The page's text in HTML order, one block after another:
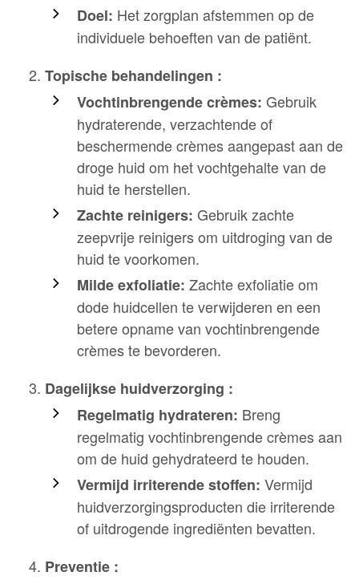
Doel: Het zorgplan afstemmen op de
individuele behoeften van de patiënt.
Topische behandelingen :
Vochtinbrengende crèmes: Gebruik
hydraterende, verzachtende of
beschermende crèmes aangepast aan de
droge huid om het vochtgehalte van de
huid te herstellen.
Zachte reinigers: Gebruik zachte
zeepvrije reinigers om uitdroging van de
huid te voorkomen.
Milde exfoliatie: Zachte exfoliatie om
dode huidcellen te verwijderen en een
betere opname van vochtinbrengende
crèmes te bevorderen.
Dagelijkse huidverzorging :
Regelmatig hydrateren: Breng
regelmatig vochtinbrengende crèmes aan
om de huid gehydrateerd te houden.
Vermijd irriterende stoffen: Vermijd
huidverzorgingsproducten die irriterende
of uitdrogende ingrediënten bevatten.
Preventie :